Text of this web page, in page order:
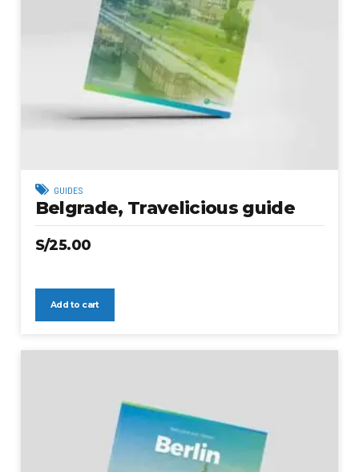
GUIDES
Belgrade, Travelicious guide
S/25.00
Add to cart